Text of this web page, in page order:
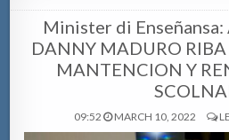
Minister di Enseñansa:
DANNY MADURO
MANTENCION Y
09:52 MARCH 10, 2022